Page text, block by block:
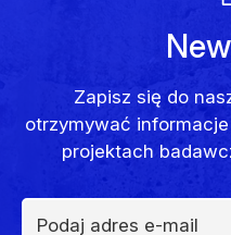
Zapisz się do
otrzymywać
projektach